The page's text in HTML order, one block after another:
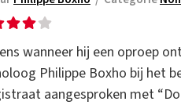
wanneer hij een oproep
Philippe Boxho bij het
aangesproken met